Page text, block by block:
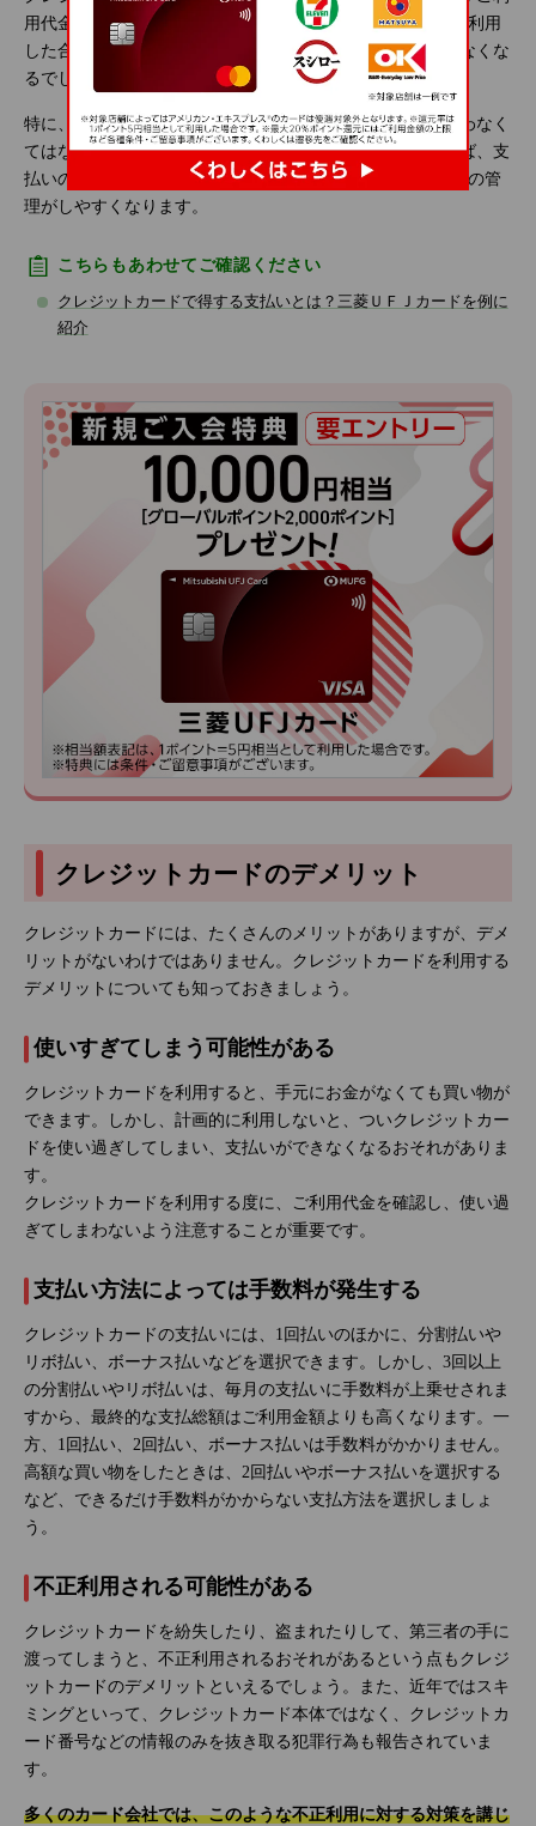
用代金明細書に記載されます。1カ月でクレジットカードを利用
した合計額も記載されるため、家計簿などを付ける必要もなくな
るでしょう。
特に、電気やガス、水道、携帯電話料金のような毎月支払わなく
てはならない固定料金をクレジットカード払いにしておけば、支
払いのタイミングを1回にまとめることができるため、お金の管
理がしやすくなります。
こちらもあわせてご確認ください
クレジットカードで得する支払いとは？三菱ＵＦＪカードを例に
紹介
クレジットカードのデメリット
クレジットカードには、たくさんのメリットがありますが、デメ
リットがないわけではありません。クレジットカードを利用する
デメリットについても知っておきましょう。
使いすぎてしまう可能性がある
クレジットカードを利用すると、手元にお金がなくても買い物が
できます。しかし、計画的に利用しないと、ついクレジットカー
ドを使い過ぎしてしまい、支払いができなくなるおそれがありま
す。
クレジットカードを利用する度に、ご利用代金を確認し、使い過
ぎてしまわないよう注意することが重要です。
支払い方法によっては手数料が発生する
クレジットカードの支払いには、1回払いのほかに、分割払いや
リボ払い、ボーナス払いなどを選択できます。しかし、3回以上
の分割払いやリボ払いは、毎月の支払いに手数料が上乗せされま
すから、最終的な支払総額はご利用金額よりも高くなります。一
方、1回払い、2回払い、ボーナス払いは手数料がかかりません。
高額な買い物をしたときは、2回払いやボーナス払いを選択する
など、できるだけ手数料がかからない支払方法を選択しましょ
う。
不正利用される可能性がある
クレジットカードを紛失したり、盗まれたりして、第三者の手に
渡ってしまうと、不正利用されるおそれがあるという点もクレジ
ットカードのデメリットといえるでしょう。また、近年ではスキ
ミングといって、クレジットカード本体ではなく、クレジットカ
ード番号などの情報のみを抜き取る犯罪行為も報告されていま
す。
多くのカード会社では、このような不正利用に対する対策を講じ